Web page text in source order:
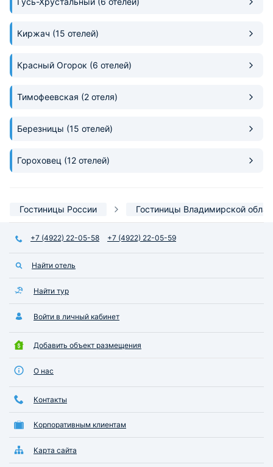
мангальная зона.
Киржач (15 отелей)
Красный Огорок (6 отелей)
Тимофеевская (2 отеля)
Березницы (15 отелей)
Гороховец (12 отелей)
Гостиницы России Гостиницы Владимирской
+7 (4922) 22-05-58 +7 (4922) 22-05-59
Найти отель
Найти тур
Войти в личный кабинет
Добавить объект размещения
О нас
Контакты
Корпоративным клиентам
Карта сайта